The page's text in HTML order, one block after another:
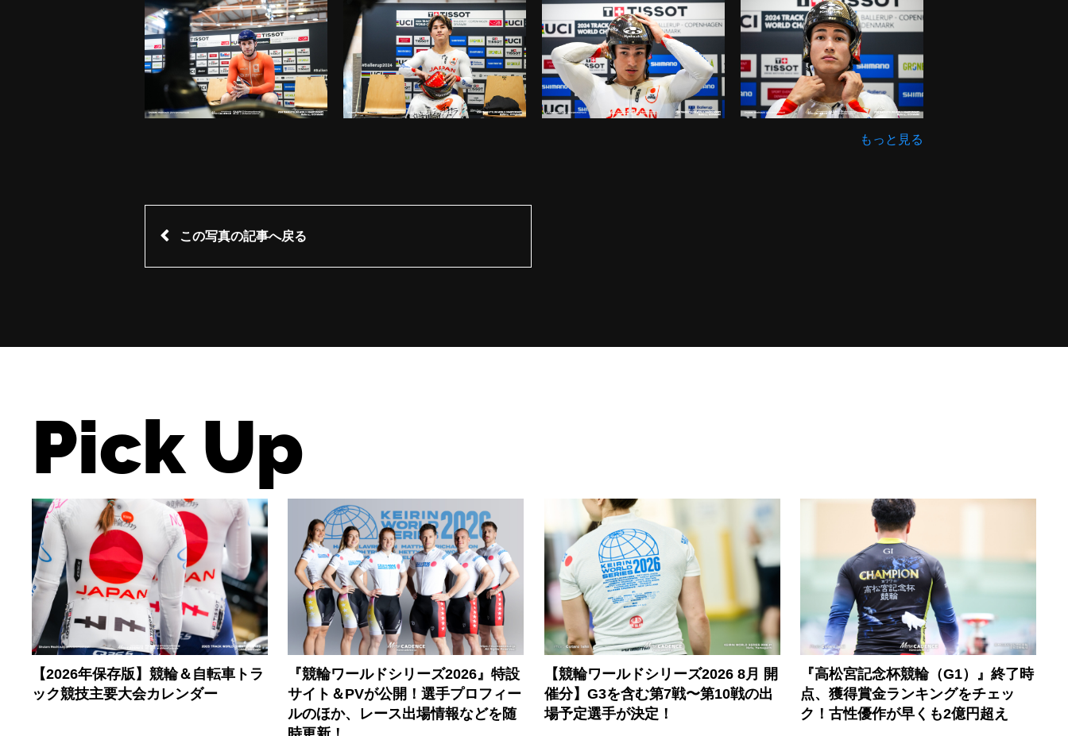
もっと見る
この写真の記事へ戻る
Pick Up
【2026年保存版】競輪＆自転車トラ
ック競技主要大会カレンダー
『競輪ワールドシリーズ2026』特設
サイト＆PVが公開！選手プロフィー
ルのほか、レース出場情報などを随
【競輪ワールドシリーズ2026 8月 開
催分】G3を含む第7戦〜第10戦の出
場予定選手が決定！
『高松宮記念杯競輪（G1）』終了時
点、獲得賞金ランキングをチェッ
ク！古性優作が早くも2億円超え